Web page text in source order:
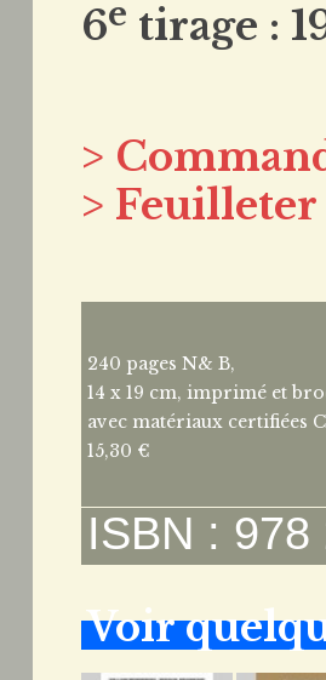
6e tirage :
>
>
240 pages N& B,
14 x 19 cm, imprimé et
avec matériaux certifiées
15,30 €
ISBN :
Voir